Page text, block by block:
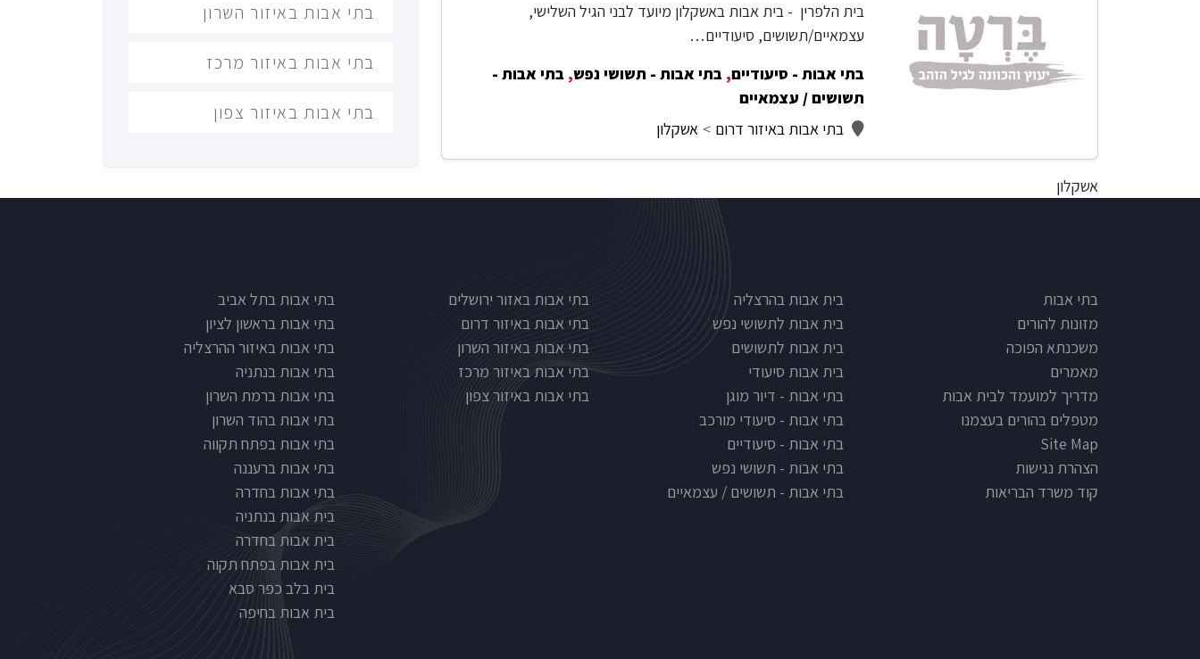
בית הלפרין - בית אבות באשקלון מיועד לבני הגיל השלישי,
עצמאיים/תשושים, סיעודיים…
בתי אבות - סיעודיים, בתי אבות - תשושי נפש, בתי אבות -
תשושים / עצמאיים
בתי אבות באיזור דרום
אשקלון
אשקלון
בתי אבות באיזור השרון
בתי אבות באיזור מרכז
בתי אבות באיזור צפון
Footer
בתי אבות
מזונות להורים
משכנתא הפוכה
מאמרים
מדריך למועמד לבית אבות
מטפלים בהורים בעצמנו
Site Map
הצהרת נגישות
קוד משרד הבריאות
Nursinghouse type
בית אבות בהרצליה
בית אבות לתשושי נפש
בית אבות לתשושים
בית אבות סיעודי
בתי אבות - דיור מוגן
בתי אבות - סיעודי מורכב
בתי אבות - סיעודיים
בתי אבות - תשושי נפש
בתי אבות - תשושים / עצמאיים
בתי אבות לפי אזורים
בתי אבות באזור ירושלים
בתי אבות באיזור דרום
בתי אבות באיזור השרון
בתי אבות באיזור מרכז
בתי אבות באיזור צפון
בתי אבות בתל אביב
בתי אבות בראשון לציון
בתי אבות באיזור ההרצליה
בתי אבות בנתניה
בתי אבות ברמת השרון
בתי אבות בהוד השרון
בתי אבות בפתח תקווה
בתי אבות ברעננה
בתי אבות בחדרה
בית אבות בנתניה
בית אבות בחדרה
בית אבות בפתח תקוה
בית בלב כפר סבא
בית אבות בחיפה